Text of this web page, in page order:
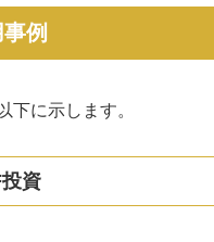
例
下に示します。
資